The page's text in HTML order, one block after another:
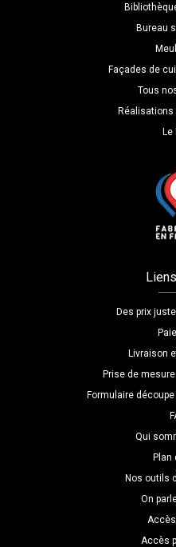
Bureau
Façades de
Tous
Le
Des prix
Livraison
Prise de
Formulaire
Qui
Plan
Nos outils
On
Accès